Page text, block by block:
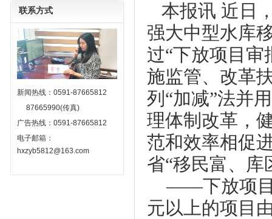
联系方式
新闻热线：0591-87665812
87665990(传真)
广告热线：0591-87665812
电子邮箱：
hxzyb5812@163.com
本报讯 近日
强大中型水库
过“下放项目
施监管、改革
列“加减”法并
理体制改革，
范和效率相促
省“移民富、库
——下放项目
元以上的项目